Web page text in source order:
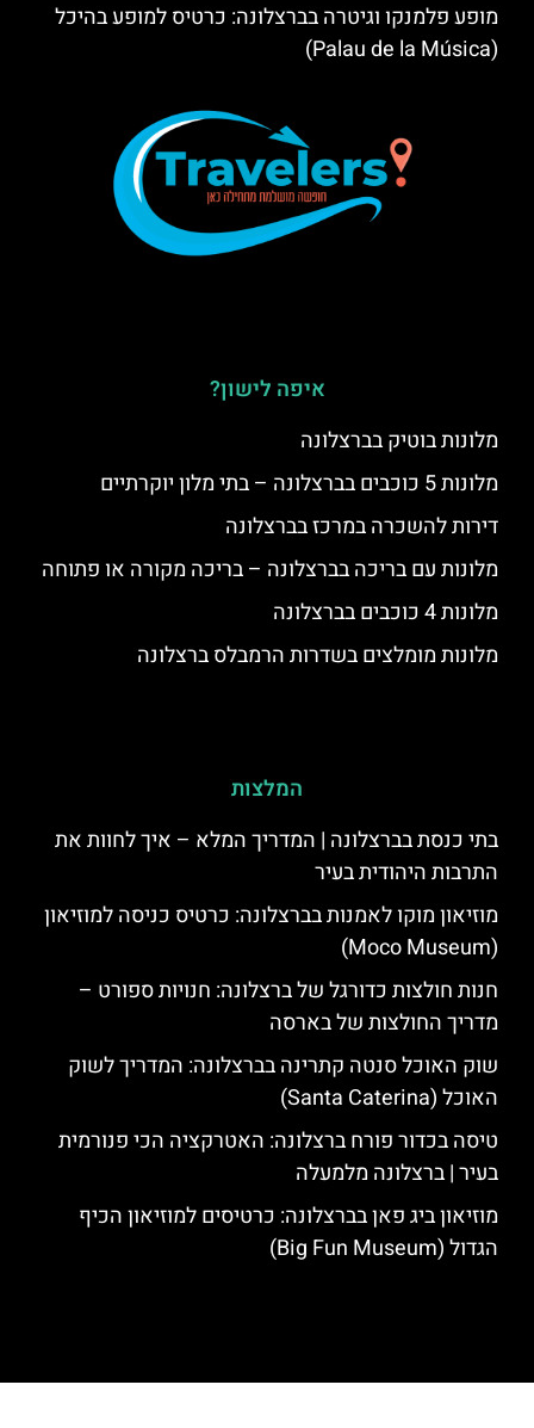
מופע פלמנקו וגיטרה בברצלונה: כרטיס למופע בהיכל
(Palau de la Música)
איפה לישון?
מלונות בוטיק בברצלונה
מלונות 5 כוכבים בברצלונה – בתי מלון יוקרתיים
דירות להשכרה במרכז בברצלונה
מלונות עם בריכה בברצלונה – בריכה מקורה או פתוחה
מלונות 4 כוכבים בברצלונה
מלונות מומלצים בשדרות הרמבלס ברצלונה
המלצות
בתי כנסת בברצלונה | המדריך המלא – איך לחוות את
התרבות היהודית בעיר
מוזיאון מוקו לאמנות בברצלונה: כרטיס כניסה למוזיאון
(Moco Museum)
חנות חולצות כדורגל של ברצלונה: חנויות ספורט –
מדריך החולצות של בארסה
שוק האוכל סנטה קתרינה בברצלונה: המדריך לשוק
האוכל (Santa Caterina)
טיסה בכדור פורח ברצלונה: האטרקציה הכי פנורמית
בעיר | ברצלונה מלמעלה
מוזיאון ביג פאן בברצלונה: כרטיסים למוזיאון הכיף
הגדול (Big Fun Museum)